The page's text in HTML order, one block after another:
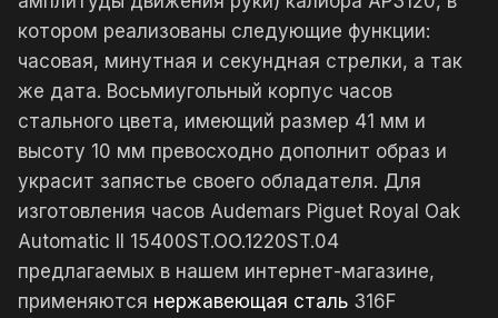
котором реализованы следующие функции:
часовая, минутная и секундная стрелки, а так
же дата. Восьмиугольный корпус часов
стального цвета, имеющий размер 41 мм и
высоту 10 мм превосходно дополнит образ и
украсит запястье своего обладателя. Для
изготовления часов Audemars Piguet Royal Oak
Automatic II 15400ST.OO.1220ST.04
предлагаемых в нашем интернет-магазине,
применяются нержавеющая сталь 316F